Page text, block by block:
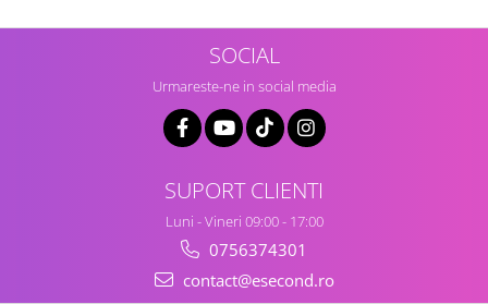
SOCIAL
Urmareste-ne in social media
SUPORT CLIENTI
Luni - Vineri 09:00 - 17:00
0756374301
contact@esecond.ro